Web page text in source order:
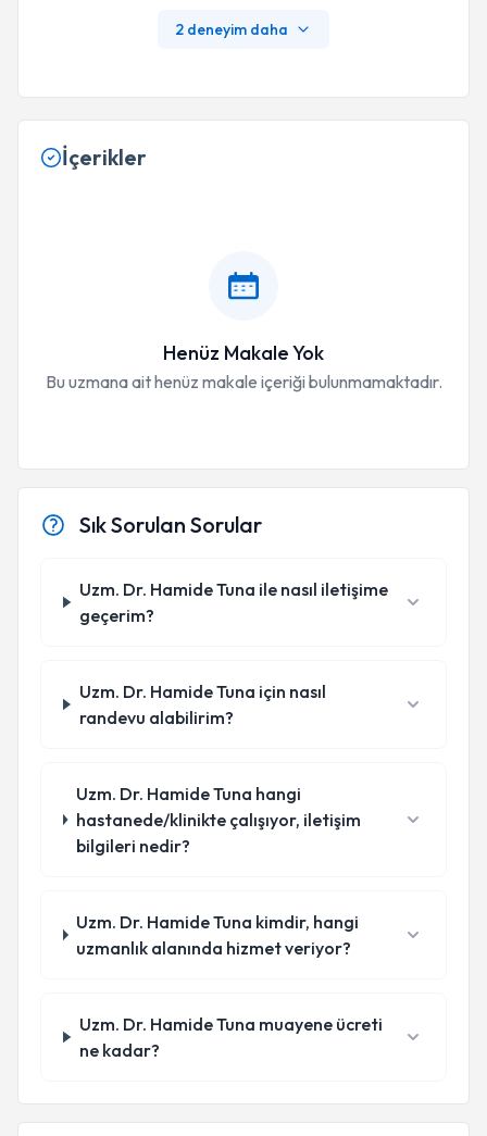
2 deneyim daha
İçerikler
Henüz Makale Yok
Bu uzmana ait henüz makale içeriği bulunmamaktadır.
Sık Sorulan Sorular
Uzm. Dr. Hamide Tuna ile nasıl iletişime
geçerim?
Uzm. Dr. Hamide Tuna için nasıl
randevu alabilirim?
Uzm. Dr. Hamide Tuna hangi
hastanede/klinikte çalışıyor, iletişim
bilgileri nedir?
Uzm. Dr. Hamide Tuna kimdir, hangi
uzmanlık alanında hizmet veriyor?
Uzm. Dr. Hamide Tuna muayene ücreti
ne kadar?